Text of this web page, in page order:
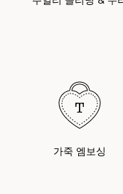
가죽 엠보싱